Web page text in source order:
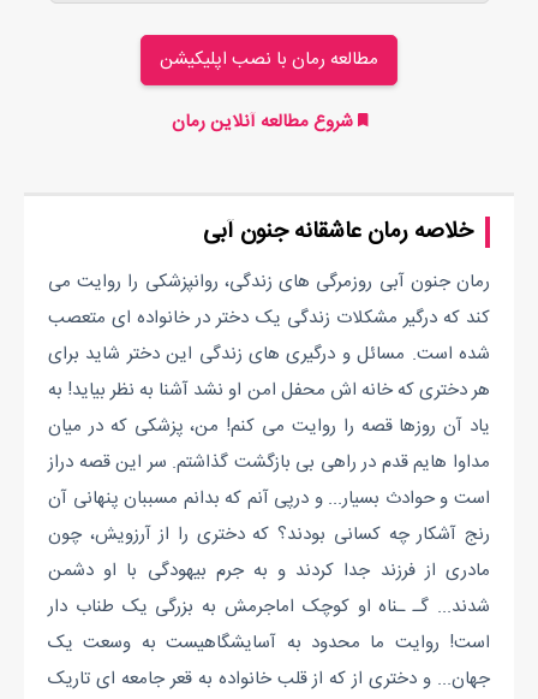
مطالعه رمان با نصب اپلیکیشن
شروع مطالعه آنلاین رمان
خلاصه رمان عاشقانه جنون آبی
رمان جنون آبی روزمرگی های زندگی، روانپزشکی را روایت می
کند که درگیر مشکلات زندگی یک دختر در خانواده ای متعصب
شده است. مسائل و درگیری های زندگی این دختر شاید برای
هر دختری که خانه اش محفل امن او نشد آشنا به نظر بیاید! به
یاد آن روزها قصه را روایت می کنم! من، پزشکی که در میان
مداوا هایم قدم در راهی بی بازگشت گذاشتم. سر این قصه دراز
است و حوادث بسیار... و درپی آنم که بدانم مسببان پنهانی آن
رنج آشکار چه کسانی بودند؟ که دختری را از آرزویش، چون
مادری از فرزند جدا کردند و به جرم بیهودگی با او دشمن
شدند... گـ ـناه او کوچک اماجرمش به بزرگی یک طناب دار
است! روایت ما محدود به آسایشگاهیست به وسعت یک
جهان... و دختری از که از قلب خانواده به قعر جامعه ای تاریک